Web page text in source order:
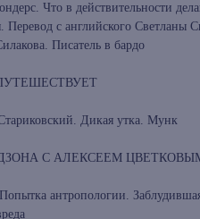
Что в действительности
Перевод с английского Светланы
Писатель в бардо
Дикая утка. Мунк
С АЛЕКСЕЕМ
антропологии.